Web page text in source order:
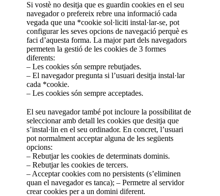
Si vostè no desitja que es guardin cookies en el seu
navegador o prefereix rebre una informació cada
vegada que una *cookie sol·liciti instal·lar-se, pot
configurar les seves opcions de navegació perquè es
faci d’aquesta forma. La major part dels navegadors
permeten la gestió de les cookies de 3 formes
diferents:
– Les cookies són sempre rebutjades.
– El navegador pregunta si l’usuari desitja instal·lar
cada *cookie.
– Les cookies són sempre acceptades.
El seu navegador també pot incloure la possibilitat de
seleccionar amb detall les cookies que desitja que
s’instal·lin en el seu ordinador. En concret, l’usuari
pot normalment acceptar alguna de les següents
opcions:
– Rebutjar les cookies de determinats dominis.
– Rebutjar les cookies de tercers.
– Acceptar cookies com no persistents (s’eliminen
quan el navegador es tanca); – Permetre al servidor
crear cookies per a un domini diferent.